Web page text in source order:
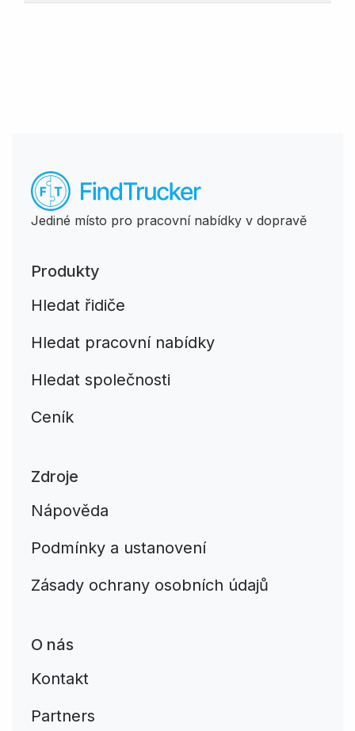
Jediné místo pro pracovní nabídky v dopravě
Produkty
Hledat řidiče
Hledat pracovní nabídky
Hledat společnosti
Ceník
Zdroje
Nápověda
Podmínky a ustanovení
Zásady ochrany osobních údajů
O nás
Kontakt
Partners